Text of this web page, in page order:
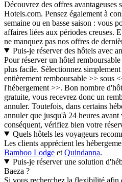
Découvrez des offres avantageuses
Hotels.com. Pensez également à
semaine ou en basse saison : vous
affaires liées aux périodes creuses.
ne manquez pas nos offres de
Puis-je réserver des hôtels avec
Pour réserver un hôtel
plus facile. Sélectionnez
entièrement remboursable >> sous
l'hébergement >>. Bon nombre
gratuite, vous recevrez donc un
annuler. Toutefois, dans certains
annuler que jusqu'à 24 heures
conséquent, vérifiez bien votre
Quels hôtels les voyageurs
Les clients apprécient les
Bamboo Lodge et Quindanna.
Puis-je réserver une solution
Baeza ?
Si vous recherchez la flexibilité afin